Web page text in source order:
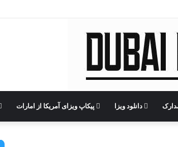
دانلود ویزا پیکاپ ویزای آمریکا از امارات